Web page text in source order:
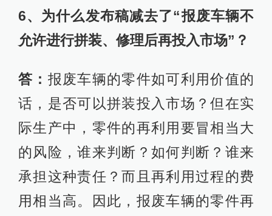
6、为什么发布稿减去了“报废车辆不
允许进行拼装、修理后再投入市场”？
答： 报废车辆的零件如可利用价值的
话，是否可以拼装投入市场？但在实
际生产中，零件的再利用要冒相当大
的风险，谁来判断？如何判断？谁来
承担这种责任？而且再利用过程的费
用相当高。因此，报废车辆的零件再